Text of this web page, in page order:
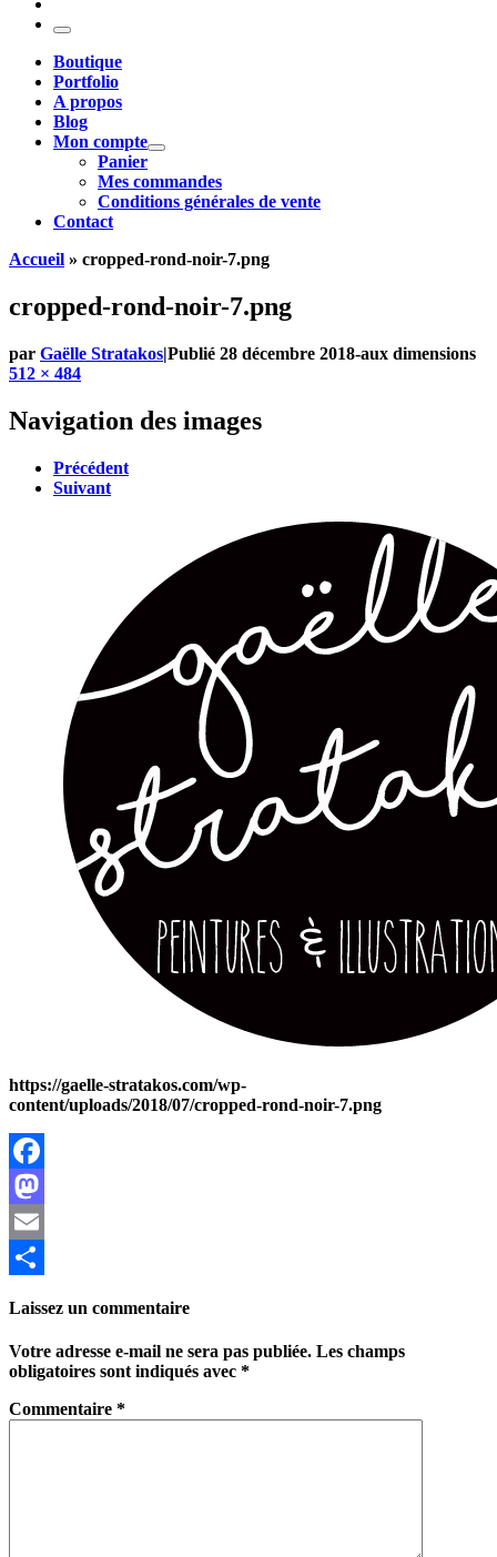
Menu
Boutique
Portfolio
A propos
Blog
Mon compte
Panier
Mes commandes
Conditions générales de vente
Contact
Accueil » cropped-rond-noir-7.png
cropped-rond-noir-7.png
par Gaëlle Stratakos|Publié 28 décembre 2018-aux dimensions
512 × 484
Navigation des images
Précédent
Suivant
https://gaelle-stratakos.com/wp-
content/uploads/2018/07/cropped-rond-noir-7.png
Facebook
Mastodon
Email
Laissez un commentaire
Votre adresse e-mail ne sera pas publiée. Les champs
obligatoires sont indiqués avec *
Commentaire *